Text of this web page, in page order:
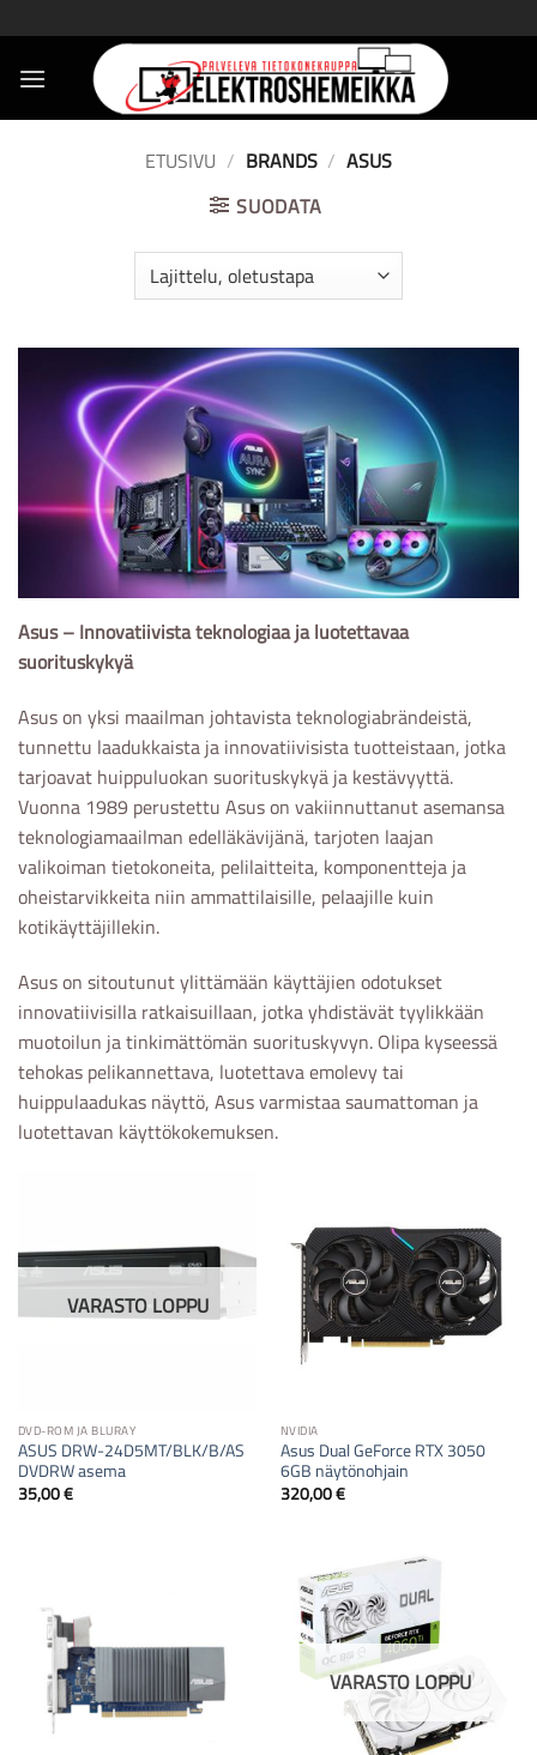
to
content
ETUSIVU / BRANDS / ASUS
SUODATA
Asus – Innovatiivista teknologiaa ja luotettavaa
suorituskykyä
Asus on yksi maailman johtavista teknologiabrändeistä,
tunnettu laadukkaista ja innovatiivisista tuotteistaan, jotka
tarjoavat huippuluokan suorituskykyä ja kestävyyttä.
Vuonna 1989 perustettu Asus on vakiinnuttanut asemansa
teknologiamaailman edelläkävijänä, tarjoten laajan
valikoiman tietokoneita, pelilaitteita, komponentteja ja
oheistarvikkeita niin ammattilaisille, pelaajille kuin
kotikäyttäjillekin.
Asus on sitoutunut ylittämään käyttäjien odotukset
innovatiivisilla ratkaisuillaan, jotka yhdistävät tyylikkään
muotoilun ja tinkimättömän suorituskyvyn. Olipa kyseessä
tehokas pelikannettava, luotettava emolevy tai
huippulaadukas näyttö, Asus varmistaa saumattoman ja
luotettavan käyttökokemuksen.
VARASTO LOPPU
DVD-ROM JA BLURAY
ASUS DRW-24D5MT/BLK/B/AS
DVDRW asema
35,00€
NVIDIA
Asus Dual GeForce RTX 3050
6GB näytönohjain
320,00€
VARASTO LOPPU